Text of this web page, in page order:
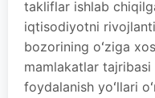
takliflar ishlab
iqtisodiyotni
bozorining oʻziga
mamlakatlar
foydalanish yoʻllari